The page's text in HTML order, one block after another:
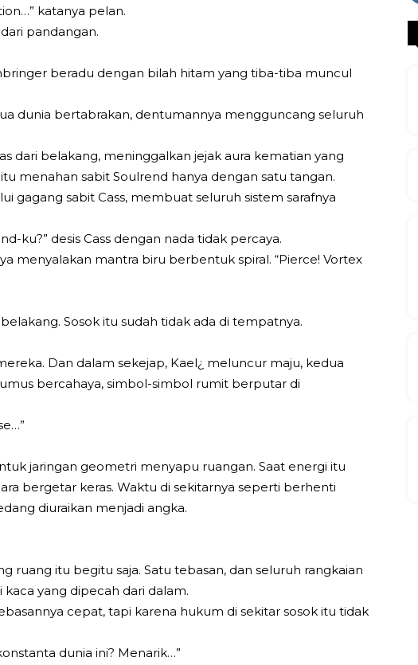
katanya pelan.
pandangan.
beradu dengan bilah hitam yang tiba-tiba muncul
dunia bertabrakan, dentumannya mengguncang seluruh
dari belakang, meninggalkan jejak aura kematian yang
menahan sabit Soulrend hanya dengan satu tangan.
gagang sabit Cass, membuat seluruh sistem sarafnya
ku?” desis Cass dengan nada tidak percaya.
menyalakan mantra biru berbentuk spiral. “Pierce! Vortex
Sosok itu sudah tidak ada di tempatnya.
Dan dalam sekejap, Kael¿ meluncur maju, kedua
bercahaya, simbol-simbol rumit berputar di
jaringan geometri menyapu ruangan. Saat energi itu
bergetar keras. Waktu di sekitarnya seperti berhenti
diuraikan menjadi angka.
ruang itu begitu saja. Satu tebasan, dan seluruh rangkaian
yang dipecah dari dalam.
cepat, tapi karena hukum di sekitar sosok itu tidak
dunia ini? Menarik…”